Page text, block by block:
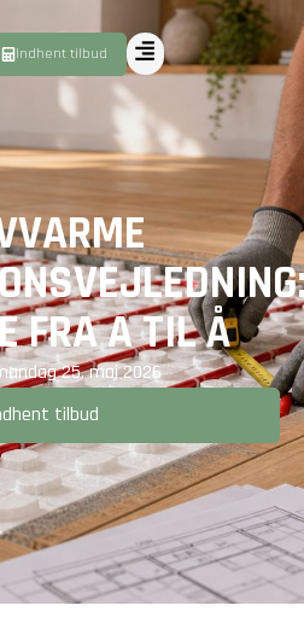
Indhent tilbud
FRA A TIL Å
25. maj 2026
tilbud